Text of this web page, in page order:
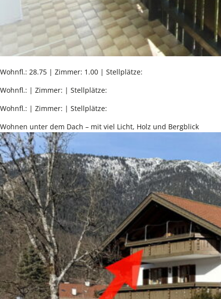
Wohnfl.: 28.75 | Zimmer: 1.00 | Stellplätze:
Wohnfl.: | Zimmer: | Stellplätze:
Wohnfl.: | Zimmer: | Stellplätze:
Wohnen unter dem Dach – mit viel Licht, Holz und Bergblick